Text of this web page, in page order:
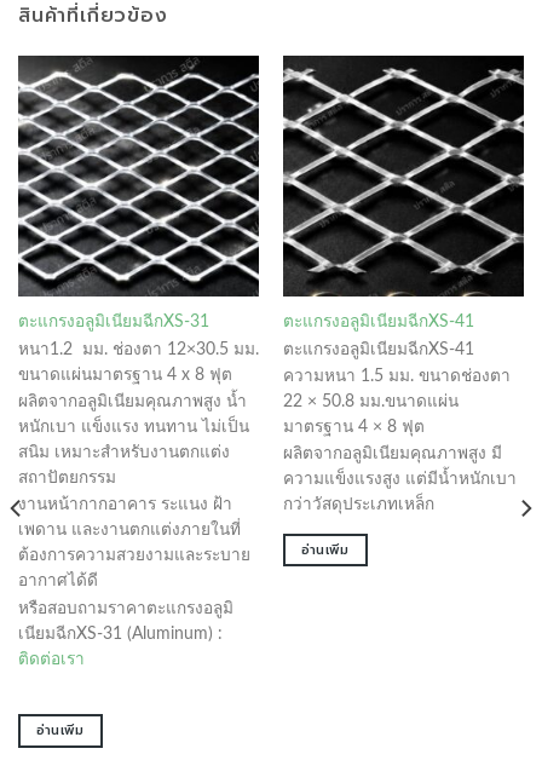
สินค้าที่เกี่ยวข้อง
ตะแกรงอลูมิเนียมฉีกXS-31
หนา1.2 มม. ช่องตา 12×30.5 มม.
ขนาดแผ่นมาตรฐาน 4 x 8 ฟุต
ผลิตจากอลูมิเนียมคุณภาพสูง น้ำ
หนักเบา แข็งแรง ทนทาน ไม่เป็น
สนิม เหมาะสำหรับงานตกแต่ง
สถาปัตยกรรม
งานหน้ากากอาคาร ระแนง ฝ้า
เพดาน และงานตกแต่งภายในที่
ต้องการความสวยงามและระบาย
อากาศได้ดี
หรือสอบถามราคาตะแกรงอลูมิ
เนียมฉีกXS-31 (Aluminum) :
ติดต่อเรา
อ่านเพิ่ม
ตะแกรงอลูมิเนียมฉีกXS-41
ตะแกรงอลูมิเนียมฉีกXS-41
ความหนา 1.5 มม. ขนาดช่องตา
22 × 50.8 มม.ขนาดแผ่น
มาตรฐาน 4 × 8 ฟุต
ผลิตจากอลูมิเนียมคุณภาพสูง มี
ความแข็งแรงสูง แต่มีน้ำหนักเบา
กว่าวัสดุประเภทเหล็ก
อ่านเพิ่ม